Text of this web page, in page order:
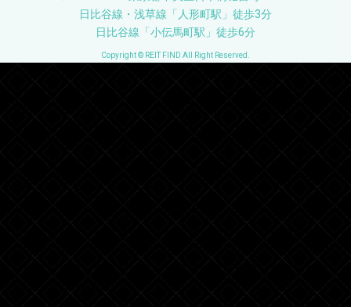
日比谷線・浅草線「人形町駅」徒歩3分
日比谷線「小伝馬町駅」徒歩6分
Copyright © REIT FIND All Right Reserved.